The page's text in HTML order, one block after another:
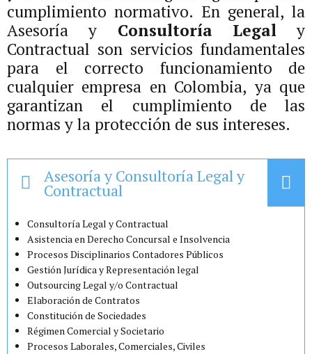
cumplimiento normativo. En general, la
Asesoría y Consultoría Legal y
Contractual son servicios fundamentales
para el correcto funcionamiento de
cualquier empresa en Colombia, ya que
garantizan el cumplimiento de las
normas y la protección de sus intereses.
Asesoría y Consultoría Legal y
Contractual
Consultoría Legal y Contractual
Asistencia en Derecho Concursal e Insolvencia
Procesos Disciplinarios Contadores Públicos
Gestión Jurídica y Representación legal
Outsourcing Legal y/o Contractual
Elaboración de Contratos
Constitución de Sociedades
Régimen Comercial y Societario
Procesos Laborales, Comerciales, Civiles